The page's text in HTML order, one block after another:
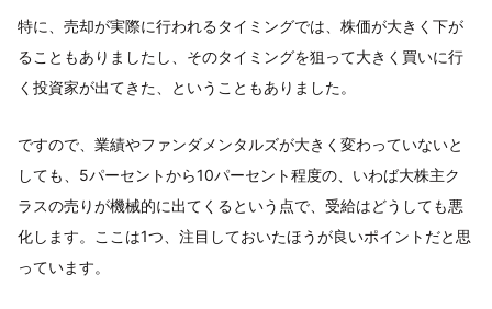
特に、売却が実際に行われるタイミングでは、株価が大きく下が
ることもありましたし、そのタイミングを狙って大きく買いに行
く投資家が出てきた、ということもありました。
ですので、業績やファンダメンタルズが大きく変わっていないと
しても、5パーセントから10パーセント程度の、いわば大株主ク
ラスの売りが機械的に出てくるという点で、受給はどうしても悪
化します。ここは1つ、注目しておいたほうが良いポイントだと思
っています。